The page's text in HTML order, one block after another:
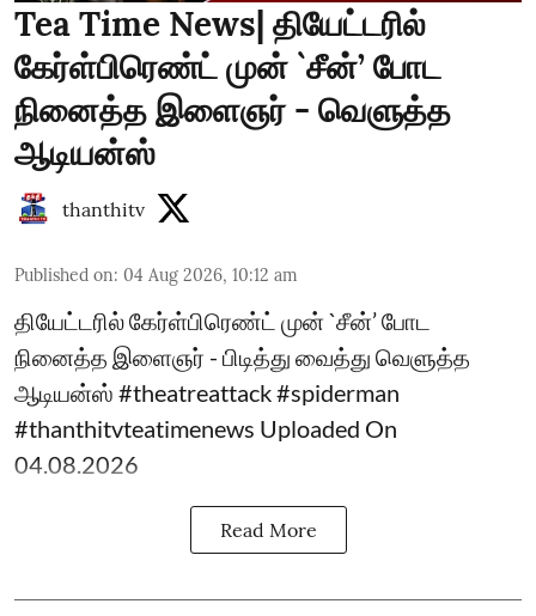
Tea Time News| தியேட்டரில்
கேர்ள்பிரெண்ட் முன் `சீன்’ போட
நினைத்த இளைஞர் - வெளுத்த
ஆடியன்ஸ்
thanthitv
Published on: 04 Aug 2026, 10:12 am
தியேட்டரில் கேர்ள்பிரெண்ட் முன் `சீன்’ போட
நினைத்த இளைஞர் - பிடித்து வைத்து வெளுத்த
ஆடியன்ஸ் #theatreattack #spiderman
#thanthitvteatimenews Uploaded On
04.08.2026
Read More